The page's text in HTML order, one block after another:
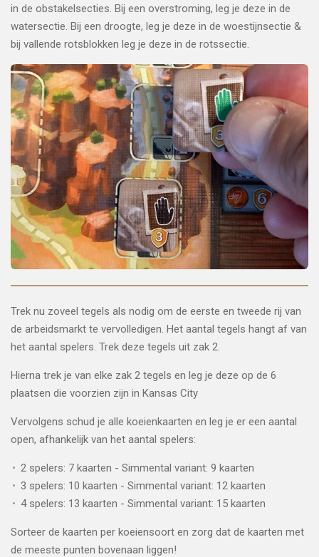
in de obstakelsecties. Bij een overstroming, leg je deze in de
watersectie. Bij een droogte, leg je deze in de woestijnsectie &
bij vallende rotsblokken leg je deze in de rotssectie.
Trek nu zoveel tegels als nodig om de eerste en tweede rij van
de arbeidsmarkt te vervolledigen. Het aantal tegels hangt af van
het aantal spelers. Trek deze tegels uit zak 2.
Hierna trek je van elke zak 2 tegels en leg je deze op de 6
plaatsen die voorzien zijn in Kansas City
Vervolgens schud je alle koeienkaarten en leg je er een aantal
open, afhankelijk van het aantal spelers:
2 spelers: 7 kaarten - Simmental variant: 9 kaarten
3 spelers: 10 kaarten - Simmental variant: 12 kaarten
4 spelers: 13 kaarten - Simmental variant: 15 kaarten
Sorteer de kaarten per koeiensoort en zorg dat de kaarten met
de meeste punten bovenaan liggen!